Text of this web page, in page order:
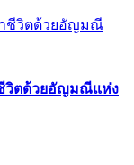
ชีวิตด้วยอัญมณีแห่ง